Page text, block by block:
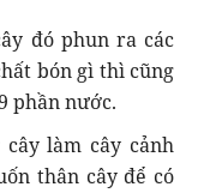
đó phun ra các
bón gì thì cũng
phần nước.
làm cây cảnh
thân cây để có